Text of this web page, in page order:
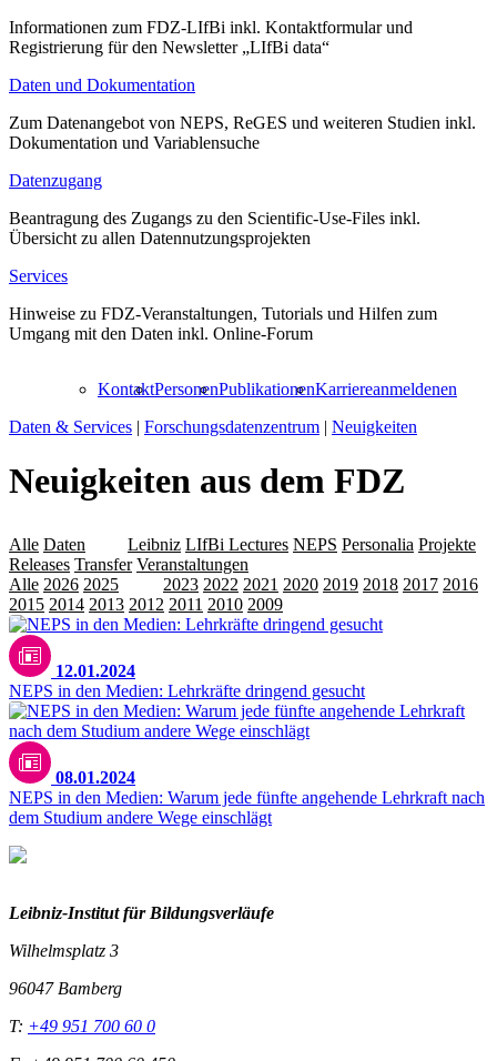
Informationen zum FDZ-LIfBi inkl. Kontaktformular und
Registrierung für den Newsletter „LIfBi data“
Daten und Dokumentation
Zum Datenangebot von NEPS, ReGES und weiteren Studien inkl.
Dokumentation und Variablensuche
Datenzugang
Beantragung des Zugangs zu den Scientific-Use-Files inkl.
Übersicht zu allen Datennutzungsprojekten
Services
Hinweise zu FDZ-Veranstaltungen, Tutorials und Hilfen zum
Umgang mit den Daten inkl. Online-Forum
KontaktPersonenPublikationenKarriereanmeldenen
Daten & Services | Forschungsdatenzentrum | Neuigkeiten
Neuigkeiten aus dem FDZ
Alle Daten Leibniz LIfBi Lectures NEPS Personalia Projekte
Releases Transfer Veranstaltungen
Alle 2026 2025 2023 2022 2021 2020 2019 2018 2017 2016
2015 2014 2013 2012 2011 2010 2009
12.01.2024
NEPS in den Medien: Lehrkräfte dringend gesucht
08.01.2024
NEPS in den Medien: Warum jede fünfte angehende Lehrkraft nach
dem Studium andere Wege einschlägt
Leibniz-Institut für Bildungsverläufe
Wilhelmsplatz 3
96047 Bamberg
T: +49 951 700 60 0